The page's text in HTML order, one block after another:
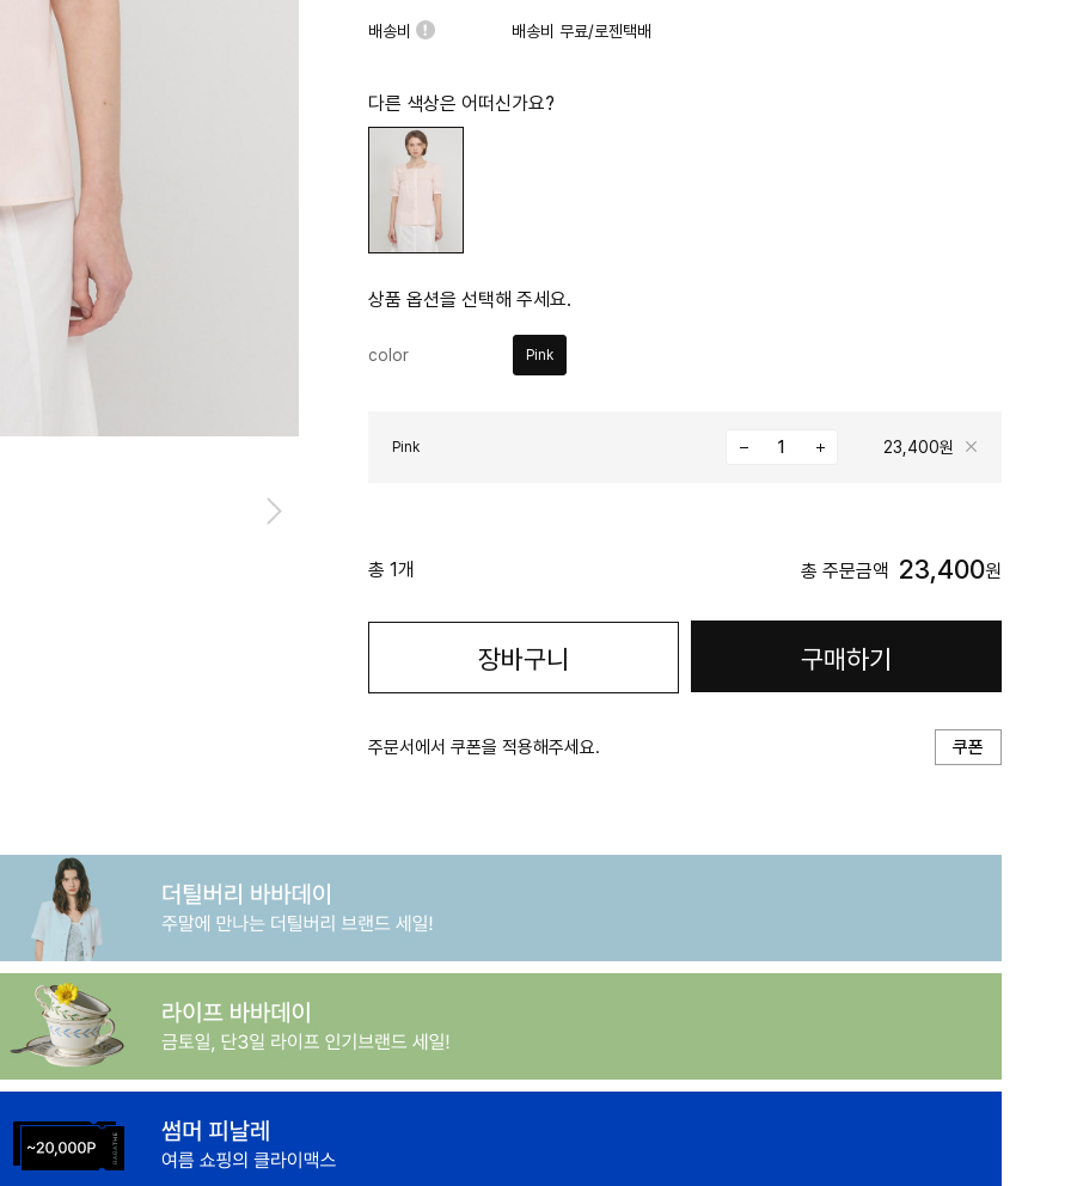
배송비 배송비 무료/로젠택배
다른 색상은 어떠신가요?
상품 옵션을 선택해 주세요.
color Pink
Pink 23,400원
총 1개 총 주문금액 23,400원
장바구니 구매하기
주문서에서 쿠폰을 적용해주세요. 쿠폰